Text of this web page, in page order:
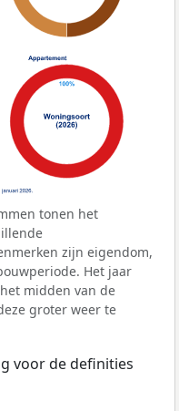
tonen het
zijn eigendom,
Het jaar
midden van de
groter weer te
voor de definities